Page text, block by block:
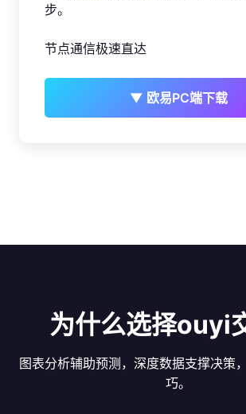
步。
节点通信极速直达
▼ 欧易PC端下载
为什么选择ouyi
图表分析辅助预测，深度数据支撑决策
巧。